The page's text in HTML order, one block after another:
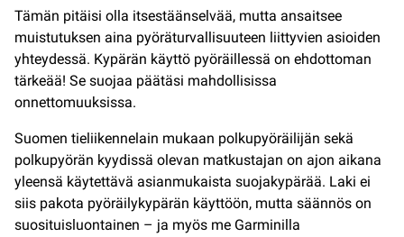
Tämän pitäisi olla itsestäänselvää, mutta ansaitsee
muistutuksen aina pyöräturvallisuuteen liittyvien asioiden
yhteydessä. Kypärän käyttö pyöräillessä on ehdottoman
tärkeää! Se suojaa päätäsi mahdollisissa
onnettomuuksissa.
Suomen tieliikennelain mukaan polkupyöräilijän sekä
polkupyörän kyydissä olevan matkustajan on ajon aikana
yleensä käytettävä asianmukaista suojakypärää. Laki ei
siis pakota pyöräilykypärän käyttöön, mutta säännös on
suosituisluontainen – ja myös me Garminilla